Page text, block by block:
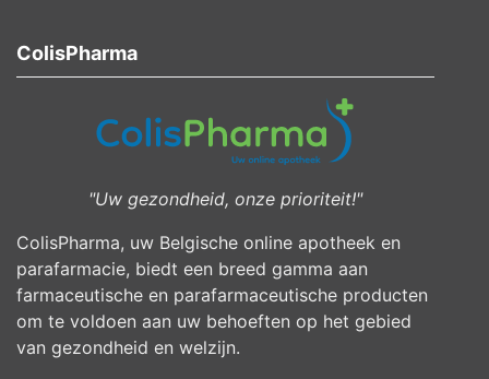
ColisPharma
"Uw gezondheid, onze prioriteit!"
ColisPharma, uw Belgische online apotheek en
parafarmacie, biedt een breed gamma aan
farmaceutische en parafarmaceutische producten
om te voldoen aan uw behoeften op het gebied
van gezondheid en welzijn.